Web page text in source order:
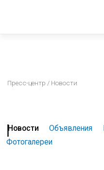
Пресс-центр / Новости
Новости Объявления
Фотогалереи